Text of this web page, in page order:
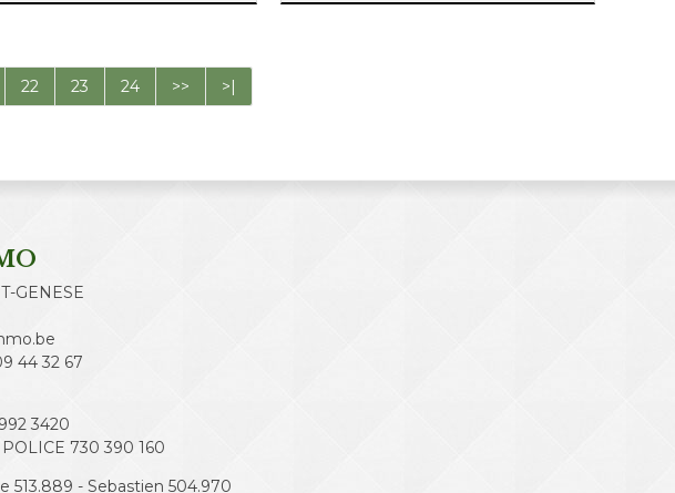
22 23 24 >> >|
GENESE
44 32 67
3420
730 390 160
- Sebastien 504.970